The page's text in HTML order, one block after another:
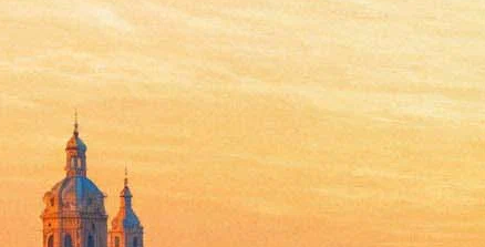
Россияне сделали кассу
27 августа 2018,